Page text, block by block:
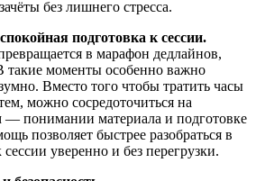
без лишнего стресса.
подготовка к сессии.
в марафон дедлайнов,
такие моменты особенно важно
Вместо того чтобы тратить часы
можно сосредоточиться на
— понимании материала и подготовке
позволяет быстрее разобраться в
уверенно и без перегрузки.